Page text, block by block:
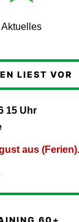
Aktuelles
LIEST VOR
15 Uhr
aus (Ferien).
60+